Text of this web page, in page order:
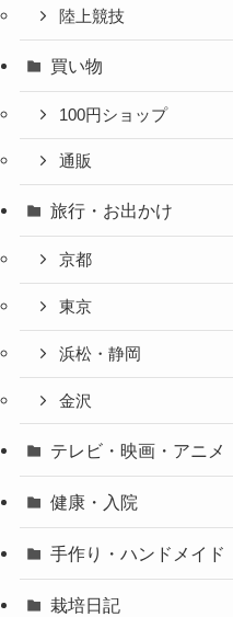
陸上競技
買い物
100円ショップ
通販
旅行・お出かけ
京都
東京
浜松・静岡
金沢
テレビ・映画・アニメ
健康・入院
手作り・ハンドメイド
栽培日記